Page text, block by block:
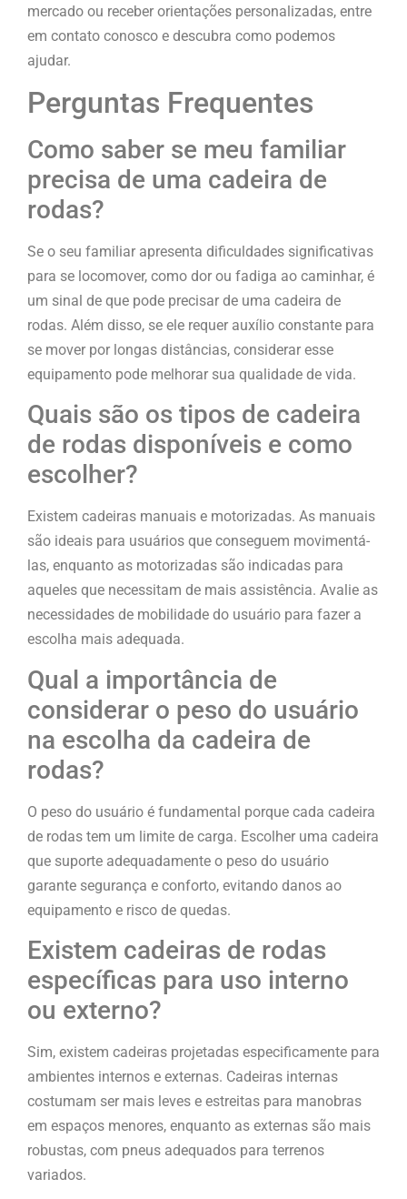
mercado ou receber orientações personalizadas, entre
em contato conosco e descubra como podemos
ajudar.
Perguntas Frequentes
Como saber se meu familiar
precisa de uma cadeira de
rodas?
Se o seu familiar apresenta dificuldades significativas
para se locomover, como dor ou fadiga ao caminhar, é
um sinal de que pode precisar de uma cadeira de
rodas. Além disso, se ele requer auxílio constante para
se mover por longas distâncias, considerar esse
equipamento pode melhorar sua qualidade de vida.
Quais são os tipos de cadeira
de rodas disponíveis e como
escolher?
Existem cadeiras manuais e motorizadas. As manuais
são ideais para usuários que conseguem movimentá-
las, enquanto as motorizadas são indicadas para
aqueles que necessitam de mais assistência. Avalie as
necessidades de mobilidade do usuário para fazer a
escolha mais adequada.
Qual a importância de
considerar o peso do usuário
na escolha da cadeira de
rodas?
O peso do usuário é fundamental porque cada cadeira
de rodas tem um limite de carga. Escolher uma cadeira
que suporte adequadamente o peso do usuário
garante segurança e conforto, evitando danos ao
equipamento e risco de quedas.
Existem cadeiras de rodas
específicas para uso interno
ou externo?
Sim, existem cadeiras projetadas especificamente para
ambientes internos e externas. Cadeiras internas
costumam ser mais leves e estreitas para manobras
em espaços menores, enquanto as externas são mais
robustas, com pneus adequados para terrenos
variados.